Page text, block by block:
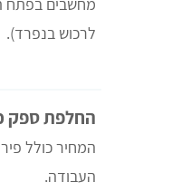
מחשבים בפתח
לרכוש בנפרד).
החלפת ספק
המחיר כולל
העבודה.